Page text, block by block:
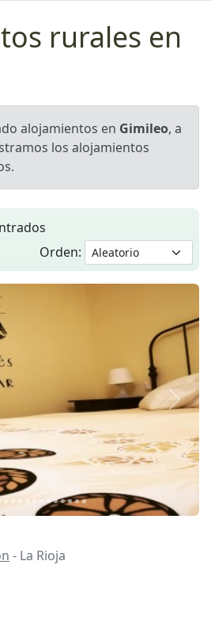
rurales en
alojamientos en Gimileo, a
los alojamientos
Orden:
- La Rioja